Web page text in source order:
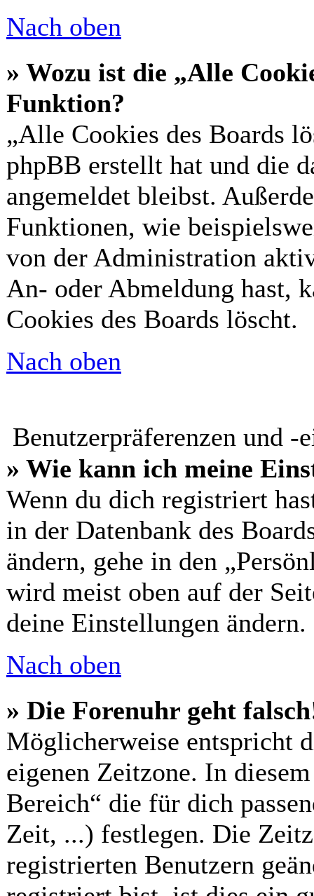
Nach oben
» Wozu ist die „Alle
Funktion?
„Alle Cookies des Boards
phpBB erstellt hat und die
angemeldet bleibst.
Funktionen, wie
von der Administration
An- oder Abmeldung hast,
Cookies des Boards löscht.
Nach oben
Benutzerpräferenzen und
» Wie kann ich meine
Wenn du dich registriert
in der Datenbank des
ändern, gehe in den
wird meist oben auf der
deine Einstellungen ändern.
Nach oben
» Die Forenuhr geht
Möglicherweise entspricht
eigenen Zeitzone. In
Bereich“ die für dich
Zeit, ...) festlegen. Die
registrierten Benutzern